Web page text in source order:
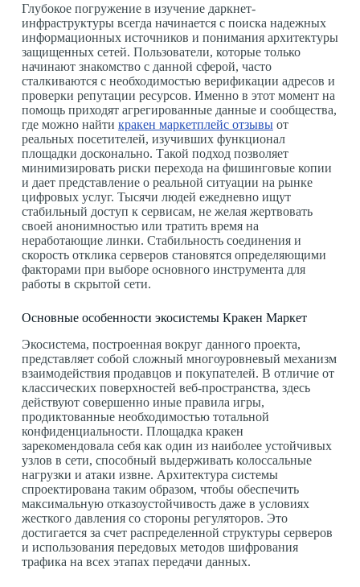
Глубокое погружение в изучение даркнет-
инфраструктуры всегда начинается с поиска надежных
информационных источников и понимания архитектуры
защищенных сетей. Пользователи, которые только
начинают знакомство с данной сферой, часто
сталкиваются с необходимостью верификации адресов и
проверки репутации ресурсов. Именно в этот момент на
помощь приходят агрегированные данные и сообщества,
где можно найти кракен маркетплейс отзывыот
реальных посетителей, изучивших функционал
площадки досконально. Такой подход позволяет
минимизировать риски перехода на фишинговые копии
и дает представление о реальной ситуации на рынке
цифровых услуг. Тысячи людей ежедневно ищут
стабильный доступ к сервисам, не желая жертвовать
своей анонимностью или тратить время на
неработающие линки. Стабильность соединения и
скорость отклика серверов становятся определяющими
факторами при выборе основного инструмента для
работы в скрытой сети.
Основные особенности экосистемы Кракен Маркет
Экосистема, построенная вокруг данного проекта,
представляет собой сложный многоуровневый механизм
взаимодействия продавцов и покупателей. В отличие от
классических поверхностей веб-пространства, здесь
действуют совершенно иные правила игры,
продиктованные необходимостью тотальной
конфиденциальности. Площадка кракен
зарекомендовала себя как один из наиболее устойчивых
узлов в сети, способный выдерживать колоссальные
нагрузки и атаки извне. Архитектура системы
спроектирована таким образом, чтобы обеспечить
максимальную отказоустойчивость даже в условиях
жесткого давления со стороны регуляторов. Это
достигается за счет распределенной структуры серверов
и использования передовых методов шифрования
трафика на всех этапах передачи данных.